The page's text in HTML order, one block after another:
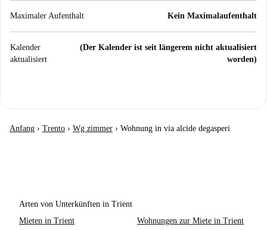
Maximaler Aufenthalt Kein Maximalaufenthalt
Kalender
aktualisiert
(Der Kalender ist seit längerem nicht aktualisiert
worden)
Anfang › Trento › Wg zimmer › Wohnung in via alcide degasperi
Arten von Unterkünften in Trient
Mieten in Trient
Wohnungen zur Miete in Trient